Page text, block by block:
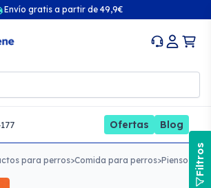
Envío gratis a partir de 49,9€
Ofertas Blog
para perros>Comida para perros>Pienso Filtros